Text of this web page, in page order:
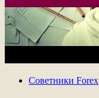
Советники Forex